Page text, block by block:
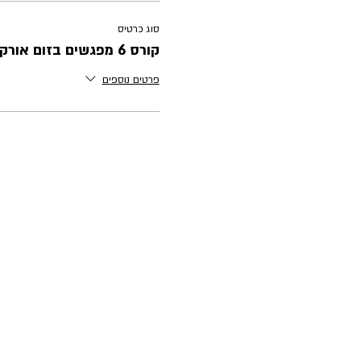
בעלת המותג ׳מתחת
סוג כרטיס
קורס 6 מפגשים בזום אורקה אקדמי
פרטים נוספים